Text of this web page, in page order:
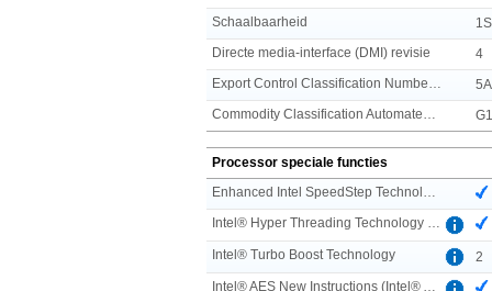
Schaalbaarheid
1S
Directe media-interface (DMI) revisie
4
Processor speciale functies
Intel® Turbo Boost Technology
2